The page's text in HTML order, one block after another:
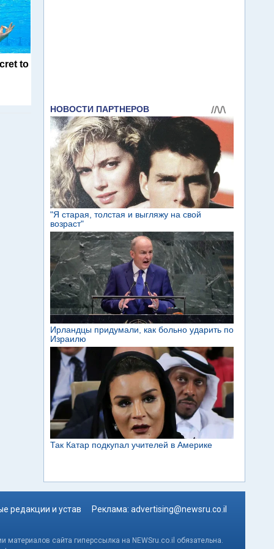
to
редакции и устав Реклама: advertising@newsru.co.il
сайта гиперссылка на NEWSru.co.il обязательна.